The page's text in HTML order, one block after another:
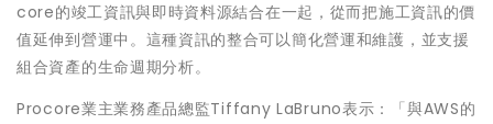
core的竣工資訊與即時資料源結合在一起，從而把施工資訊的價
值延伸到營運中。這種資訊的整合可以簡化營運和維護，並支援
組合資產的生命週期分析。
Procore業主業務產品總監Tiffany LaBruno表示：「與AWS的